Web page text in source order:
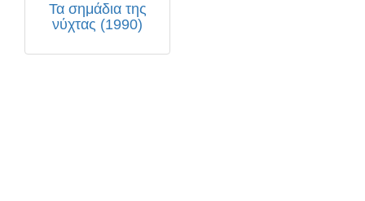
Τα σημάδια της
νύχτας (1990)